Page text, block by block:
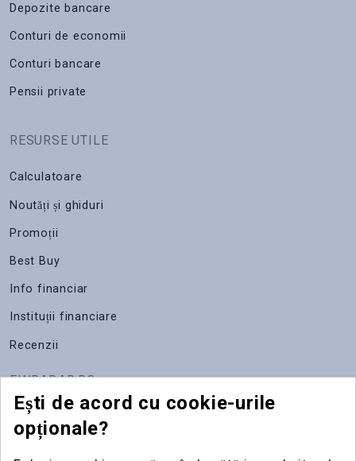
Depozite bancare
Conturi de economii
Conturi bancare
Pensii private
RESURSE UTILE
Calculatoare
Noutăți și ghiduri
Promoții
Best Buy
Info financiar
Instituții financiare
Recenzii
FINRADAR.RO
Despre noi
Ești de acord cu cookie-urile
opționale?